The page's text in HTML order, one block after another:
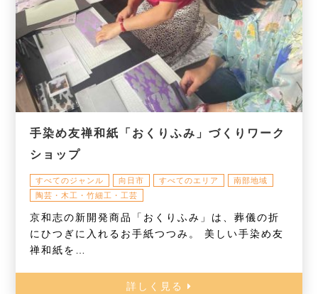
手染め友禅和紙「おくりふみ」づくりワーク
ショップ
すべてのジャンル 向日市 すべてのエリア
南部地域
陶芸・木工・竹細工・工芸
京和志の新開発商品「おくりふみ」は、葬儀の折
にひつぎに入れるお手紙つつみ。 美しい手染め友
禅和紙を…
詳しく見る